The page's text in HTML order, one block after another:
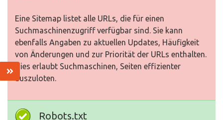
Eine Sitemap listet alle URLs, die für einen
Suchmaschinenzugriff verfügbar sind. Sie kann
ebenfalls Angaben zu aktuellen Updates, Häufigkeit
von Änderungen und zur Priorität der URLs enthalten.
Dies erlaubt Suchmaschinen, Seiten effizienter
auszuloten.
Robots.txt